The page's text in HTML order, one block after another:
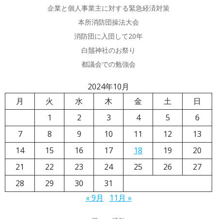
企業と個人事業主に対する緊急経済対策
本所消防団操法大会
消防団に入団して20年
白鬚神社のお祭り
都議会での勉強会
2024年10月
月
火 水 木 金 土
日
1
2 3 4 5
6
7
8 9 10 11 12
13
14
15 16 17 18 19
20
21
22 23 24 25 26
27
28
29 30
31
« 9月
11月 »